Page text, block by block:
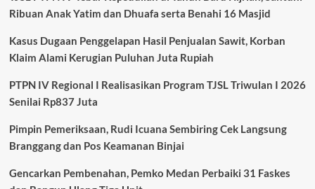
Ribuan Anak Yatim dan Dhuafa serta Benahi 16 Masjid
Kasus Dugaan Penggelapan Hasil Penjualan Sawit, Korban
Klaim Alami Kerugian Puluhan Juta Rupiah
PTPN IV Regional I Realisasikan Program TJSL Triwulan I 2026
Senilai Rp837 Juta
Pimpin Pemeriksaan, Rudi Icuana Sembiring Cek Langsung
Branggang dan Pos Keamanan Binjai
Gencarkan Pembenahan, Pemko Medan Perbaiki 31 Faskes